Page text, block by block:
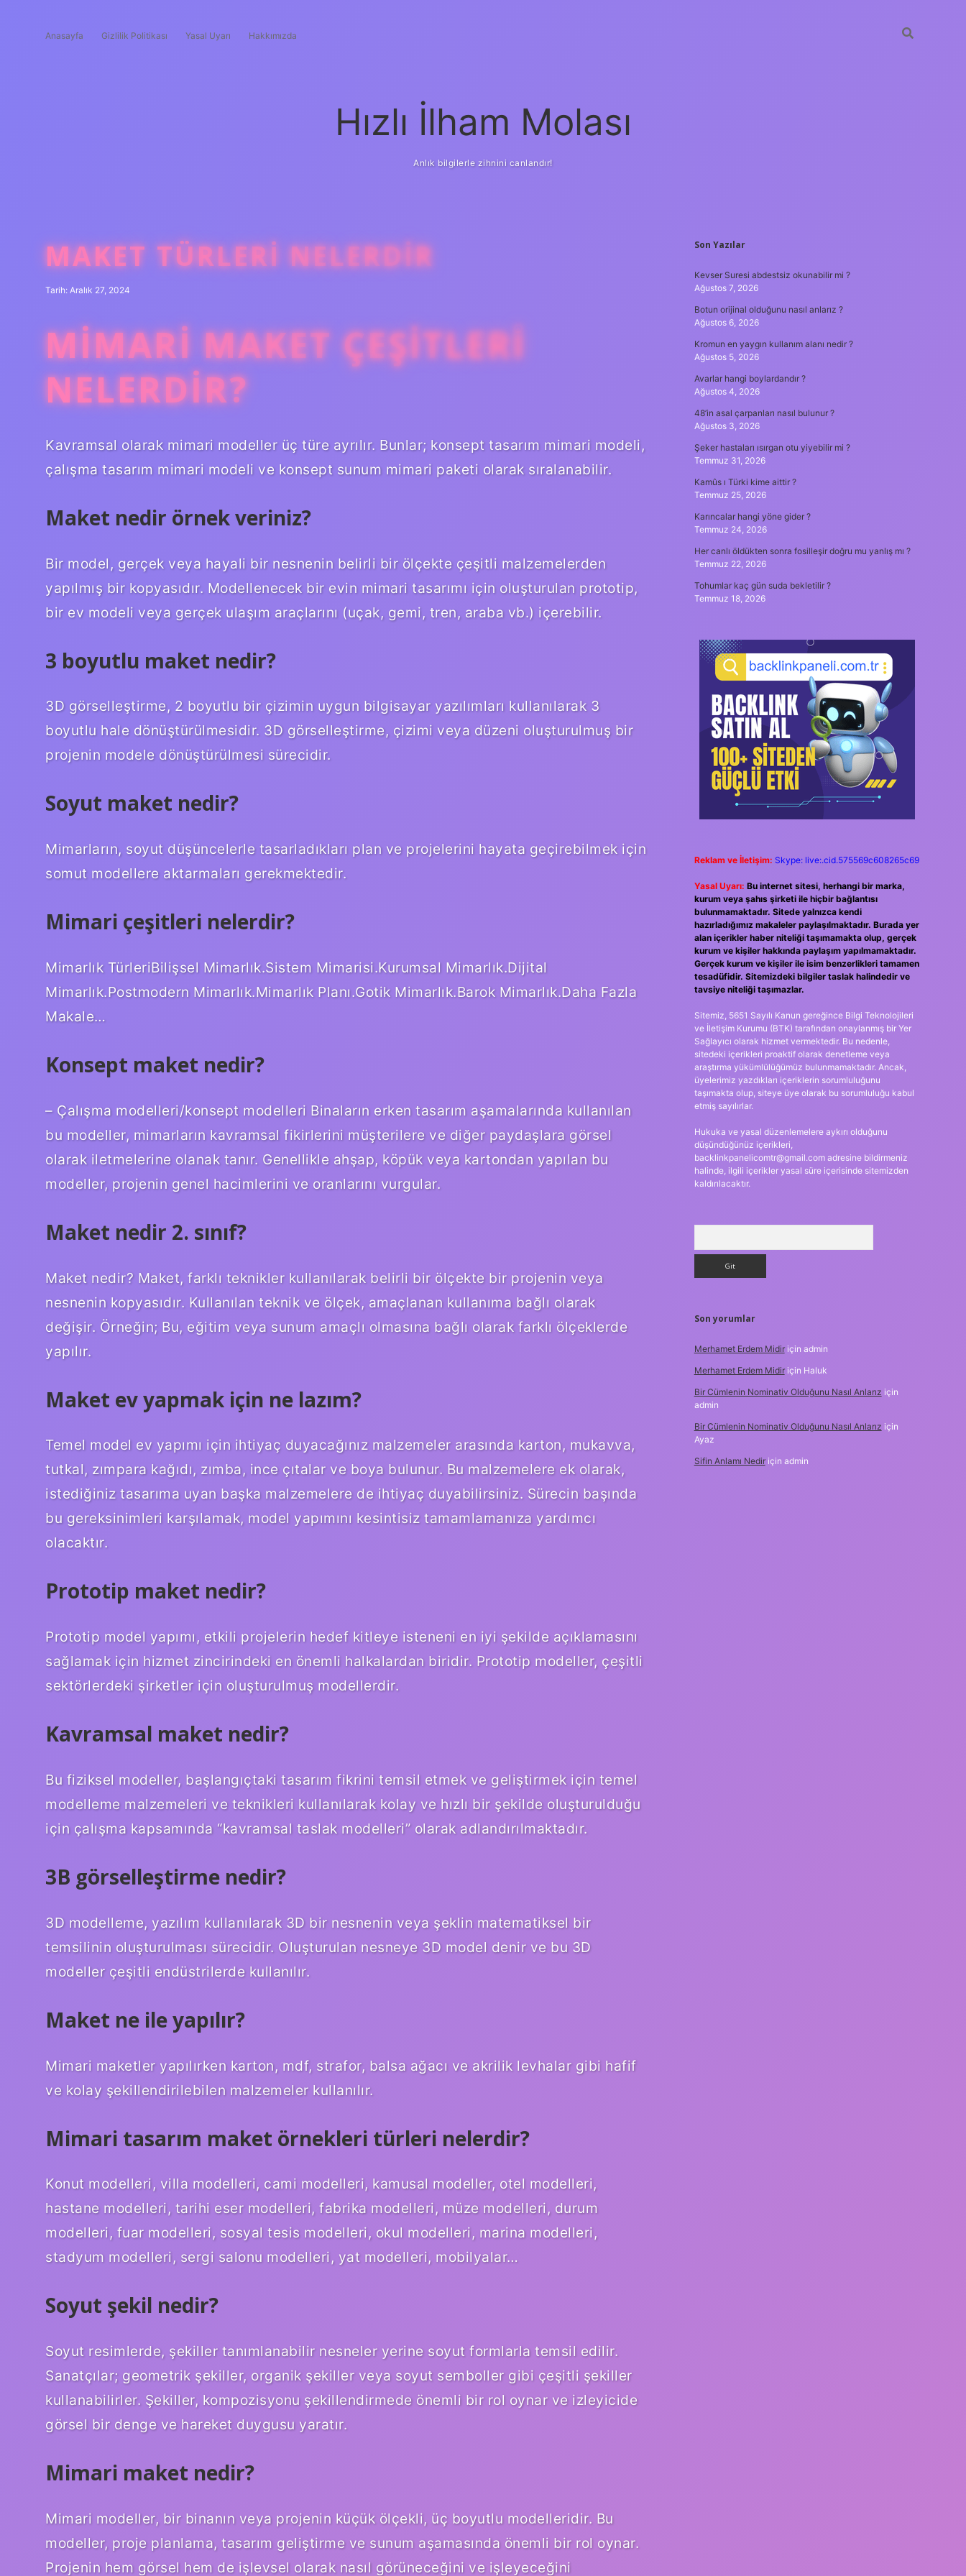
Anasayfa Gizlilik Politikası Yasal Uyarı Hakkımızda
Hızlı İlham Molası
Anlık bilgilerle zihnini canlandır!
MAKET TÜRLERI NELERDIR
Tarih: Aralık 27, 2024
MIMARI MAKET ÇEŞITLERI
NELERDIR?
Kavramsal olarak mimari modeller üç türe ayrılır. Bunlar; konsept tasarım mimari modeli,
çalışma tasarım mimari modeli ve konsept sunum mimari paketi olarak sıralanabilir.
Maket nedir örnek veriniz?
Bir model, gerçek veya hayali bir nesnenin belirli bir ölçekte çeşitli malzemelerden
yapılmış bir kopyasıdır. Modellenecek bir evin mimari tasarımı için oluşturulan prototip,
bir ev modeli veya gerçek ulaşım araçlarını (uçak, gemi, tren, araba vb.) içerebilir.
3 boyutlu maket nedir?
3D görselleştirme, 2 boyutlu bir çizimin uygun bilgisayar yazılımları kullanılarak 3
boyutlu hale dönüştürülmesidir. 3D görselleştirme, çizimi veya düzeni oluşturulmuş bir
projenin modele dönüştürülmesi sürecidir.
Soyut maket nedir?
Mimarların, soyut düşüncelerle tasarladıkları plan ve projelerini hayata geçirebilmek için
somut modellere aktarmaları gerekmektedir.
Mimari çeşitleri nelerdir?
Mimarlık TürleriBilişsel Mimarlık.Sistem Mimarisi.Kurumsal Mimarlık.Dijital
Mimarlık.Postmodern Mimarlık.Mimarlık Planı.Gotik Mimarlık.Barok Mimarlık.Daha Fazla
Makale…
Konsept maket nedir?
– Çalışma modelleri/konsept modelleri Binaların erken tasarım aşamalarında kullanılan
bu modeller, mimarların kavramsal fikirlerini müşterilere ve diğer paydaşlara görsel
olarak iletmelerine olanak tanır. Genellikle ahşap, köpük veya kartondan yapılan bu
modeller, projenin genel hacimlerini ve oranlarını vurgular.
Maket nedir 2. sınıf?
Maket nedir? Maket, farklı teknikler kullanılarak belirli bir ölçekte bir projenin veya
nesnenin kopyasıdır. Kullanılan teknik ve ölçek, amaçlanan kullanıma bağlı olarak
değişir. Örneğin; Bu, eğitim veya sunum amaçlı olmasına bağlı olarak farklı ölçeklerde
yapılır.
Maket ev yapmak için ne lazım?
Temel model ev yapımı için ihtiyaç duyacağınız malzemeler arasında karton, mukavva,
tutkal, zımpara kağıdı, zımba, ince çıtalar ve boya bulunur. Bu malzemelere ek olarak,
istediğiniz tasarıma uyan başka malzemelere de ihtiyaç duyabilirsiniz. Sürecin başında
bu gereksinimleri karşılamak, model yapımını kesintisiz tamamlamanıza yardımcı
olacaktır.
Prototip maket nedir?
Prototip model yapımı, etkili projelerin hedef kitleye isteneni en iyi şekilde açıklamasını
sağlamak için hizmet zincirindeki en önemli halkalardan biridir. Prototip modeller, çeşitli
sektörlerdeki şirketler için oluşturulmuş modellerdir.
Kavramsal maket nedir?
Bu fiziksel modeller, başlangıçtaki tasarım fikrini temsil etmek ve geliştirmek için temel
modelleme malzemeleri ve teknikleri kullanılarak kolay ve hızlı bir şekilde oluşturulduğu
için çalışma kapsamında “kavramsal taslak modelleri” olarak adlandırılmaktadır.
3B görselleştirme nedir?
3D modelleme, yazılım kullanılarak 3D bir nesnenin veya şeklin matematiksel bir
temsilinin oluşturulması sürecidir. Oluşturulan nesneye 3D model denir ve bu 3D
modeller çeşitli endüstrilerde kullanılır.
Maket ne ile yapılır?
Mimari maketler yapılırken karton, mdf, strafor, balsa ağacı ve akrilik levhalar gibi hafif
ve kolay şekillendirilebilen malzemeler kullanılır.
Mimari tasarım maket örnekleri türleri nelerdir?
Konut modelleri, villa modelleri, cami modelleri, kamusal modeller, otel modelleri,
hastane modelleri, tarihi eser modelleri, fabrika modelleri, müze modelleri, durum
modelleri, fuar modelleri, sosyal tesis modelleri, okul modelleri, marina modelleri,
stadyum modelleri, sergi salonu modelleri, yat modelleri, mobilyalar…
Soyut şekil nedir?
Soyut resimlerde, şekiller tanımlanabilir nesneler yerine soyut formlarla temsil edilir.
Sanatçılar; geometrik şekiller, organik şekiller veya soyut semboller gibi çeşitli şekiller
kullanabilirler. Şekiller, kompozisyonu şekillendirmede önemli bir rol oynar ve izleyicide
görsel bir denge ve hareket duygusu yaratır.
Mimari maket nedir?
Mimari modeller, bir binanın veya projenin küçük ölçekli, üç boyutlu modelleridir. Bu
modeller, proje planlama, tasarım geliştirme ve sunum aşamasında önemli bir rol oynar.
Projenin hem görsel hem de işlevsel olarak nasıl görüneceğini ve işleyeceğini
SIDEBAR
Son Yazılar
Kevser Suresi abdestsiz okunabilir mi ?
Ağustos 7, 2026
Botun orijinal olduğunu nasıl anlarız ?
Ağustos 6, 2026
Kromun en yaygın kullanım alanı nedir ?
Ağustos 5, 2026
Avarlar hangi boylardandır ?
Ağustos 4, 2026
48’in asal çarpanları nasıl bulunur ?
Ağustos 3, 2026
Şeker hastaları ısırgan otu yiyebilir mi ?
Temmuz 31, 2026
Kamûs ı Türki kime aittir ?
Temmuz 25, 2026
Karıncalar hangi yöne gider ?
Temmuz 24, 2026
Her canlı öldükten sonra fosilleşir doğru mu yanlış mı ?
Temmuz 22, 2026
Tohumlar kaç gün suda bekletilir ?
Temmuz 18, 2026
Reklam ve İletişim: Skype: live:.cid.575569c608265c69
Yasal Uyarı: Bu internet sitesi, herhangi bir marka,
kurum veya şahıs şirketi ile hiçbir bağlantısı
bulunmamaktadır. Sitede yalnızca kendi
hazırladığımız makaleler paylaşılmaktadır. Burada yer
alan içerikler haber niteliği taşımamakta olup, gerçek
kurum ve kişiler hakkında paylaşım yapılmamaktadır.
Gerçek kurum ve kişiler ile isim benzerlikleri tamamen
tesadüfidir. Sitemizdeki bilgiler taslak halindedir ve
tavsiye niteliği taşımazlar.
Sitemiz, 5651 Sayılı Kanun gereğince Bilgi Teknolojileri
ve İletişim Kurumu (BTK) tarafından onaylanmış bir Yer
Sağlayıcı olarak hizmet vermektedir. Bu nedenle,
sitedeki içerikleri proaktif olarak denetleme veya
araştırma yükümlülüğümüz bulunmamaktadır. Ancak,
üyelerimiz yazdıkları içeriklerin sorumluluğunu
taşımakta olup, siteye üye olarak bu sorumluluğu kabul
etmiş sayılırlar.
Hukuka ve yasal düzenlemelere aykırı olduğunu
düşündüğünüz içerikleri,
backlinkpanelicomtr@gmail.comadresine bildirmeniz
halinde, ilgili içerikler yasal süre içerisinde sitemizden
kaldırılacaktır.
Son yorumlar
Merhamet Erdem Midiriçin admin
Merhamet Erdem Midiriçin Haluk
Bir Cümlenin Nominativ Olduğunu Nasıl Anlarız için
admin
Bir Cümlenin Nominativ Olduğunu Nasıl Anlarız için
Ayaz
Sifin Anlamı Nediriçin admin